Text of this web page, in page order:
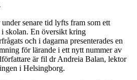
senare tid lyfts fram som ett
skolan. En översikt kring
och i dagarna presenterades en
för lärande i ett nytt nummer av
är fil dr Andreia Balan, lektor
i Helsingborg.